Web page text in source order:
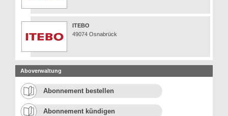
ITEBO
49074 Osnabrück
Aboverwaltung
Abonnement bestellen
Abonnement kündigen